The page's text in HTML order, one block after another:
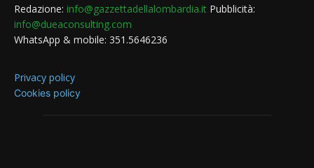
Redazione: info@gazzettadellalombardia.it Pubblicità:
info@dueaconsulting.com
WhatsApp & mobile: 351.5646236
Privacy policy
Cookies policy